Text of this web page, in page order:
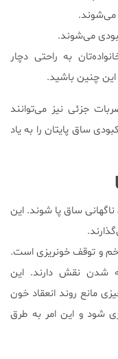
می‌شوند.
می‌شوند.
به راحتی دچار
چنین باشید.
جزئی نیز می‌توانند
ساق پایتان را به یاد
ساق پا شوند. این
و توقف خونریزی است.
شدن نقش دارند. این
مانع روند انعقاد خون
شود و این امر به طرق